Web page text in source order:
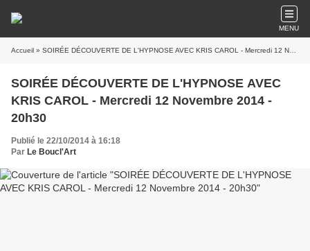
MENU
Accueil » SOIRÉE DÉCOUVERTE DE L'HYPNOSE AVEC KRIS CAROL - Mercredi 12 Novembre 2014 - 20h30
SOIRÉE DÉCOUVERTE DE L'HYPNOSE AVEC
KRIS CAROL - Mercredi 12 Novembre 2014 -
20h30
Publié le 22/10/2014 à 16:18
Par Le Boucl'Art